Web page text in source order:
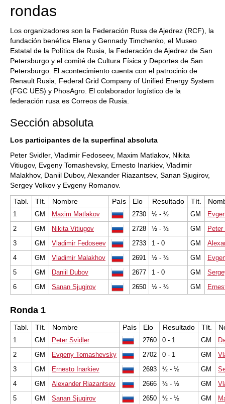
rondas
Los organizadores son la Federación Rusa de Ajedrez (RCF), la
fundación benéfica Elena y Gennady Timchenko, el Museo
Estatal de la Política de Rusia, la Federación de Ajedrez de San
Petersburgo y el comité de Cultura Física y Deportes de San
Petersburgo. El acontecimiento cuenta con el patrocinio de
Renault Rusia, Federal Grid Company of Unified Energy System
(FGC UES) y PhosAgro. El colaborador logístico de la
federación rusa es Correos de Rusia.
Sección absoluta
Los participantes de la superfinal absoluta
Peter Svidler, Vladimir Fedoseev, Maxim Matlakov, Nikita
Vitiugov, Evgeny Tomashevsky, Ernesto Inarkiev, Vladimir
Malakhov, Daniil Dubov, Alexander Riazantsev, Sanan Sjugirov,
Sergey Volkov y Evgeny Romanov.
Tabl.
Tít. Nombre País Elo Resultado Tít.
1 GM Maxim Matlakov 2730 ½ - ½ GM
2
GM Nikita Vitiugov 2728 ½ - ½ GM
3
GM Vladimir Fedoseev 2733 1 - 0 GM
4
GM Vladimir Malakhov 2691 ½ - ½ GM
5
GM Daniil Dubov 2677 1 - 0 GM
6
GM Sanan Sjugirov 2650 ½ - ½ GM
Ronda 1
Tabl. Tít. Nombre País Elo Resultado Tít.
1 GM Peter Svidler 2760 0 - 1 GM
2
GM Evgeny Tomashevsky 2702 0 - 1 GM
3
GM Ernesto Inarkiev 2693 ½ - ½ GM
4
GM Alexander Riazantsev 2666 ½ - ½ GM
5
GM Sanan Sjugirov 2650 ½ - ½ GM